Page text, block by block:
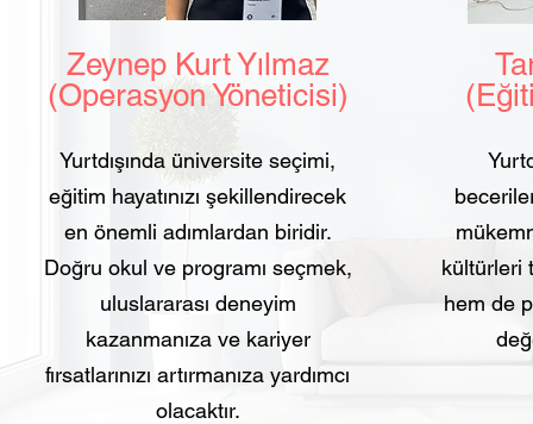
Zeynep Kurt Yılmaz
(Operasyon Yöneticisi)
Yurtdışında üniversite seçimi,
eğitim hayatınızı şekillendirecek
en önemli adımlardan biridir.
Doğru okul ve programı seçmek,
uluslararası deneyim
kazanmanıza ve kariyer
fırsatlarınızı artırmanıza yardımcı
olacaktır.
kültürleri
hem de